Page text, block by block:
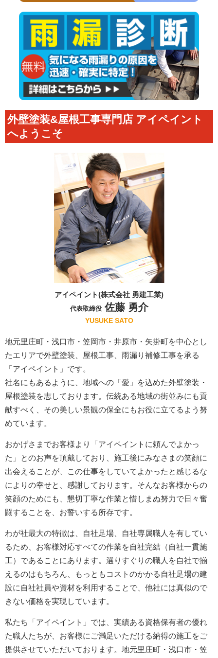
外壁塗装&屋根工事専門店 アイペイント
へようこそ
アイペイント(株式会社 勇建工業)
代表取締役佐藤 勇介
YUSUKE SATO
地元里庄町・浅口市・笠岡市・井原市・矢掛町を中心とし
たエリアで外壁塗装、屋根工事、雨漏り補修工事を承る
「アイペイント」です。
社名にもあるように、地域への「愛」を込めた外壁塗装・
屋根塗装を志しております。伝統ある地域の街並みにも貢
献すべく、その美しい景観の保全にもお役に立てるよう努
めています。
おかげさまでお客様より「アイペイントに頼んでよかっ
た」とのお声を頂戴しており、施工後にみなさまの笑顔に
出会えることが、この仕事をしていてよかったと感じるな
によりの幸せと、感謝しております。そんなお客様からの
笑顔のためにも、懇切丁寧な作業と惜しまぬ努力で日々奮
闘することを、お誓いする所存です。
わが社最大の特徴は、自社足場、自社専属職人を有してい
るため、お客様対応すべての作業を自社完結（自社一貫施
工）であることにあります。選りすぐりの職人を自社で揃
えるのはもちろん、もっともコストのかかる自社足場の建
設に自社社員や資材を利用することで、他社には真似ので
きない価格を実現しています。
私たち「アイペイント」では、実績ある資格保有者の優れ
た職人たちが、お客様にご満足いただける納得の施工をご
提供させていただいております。地元里庄町・浅口市・笠